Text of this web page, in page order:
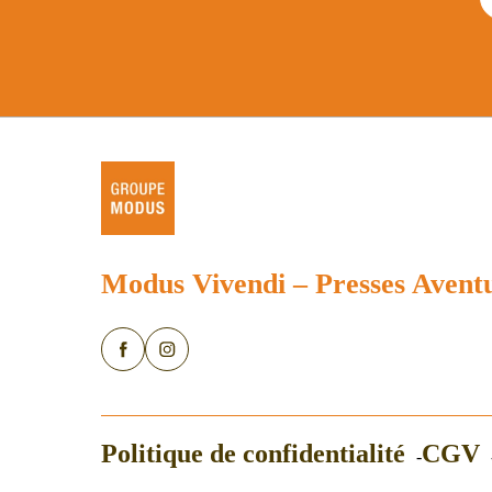
Modus Vivendi – Presses
Politique de confidentialité CGV